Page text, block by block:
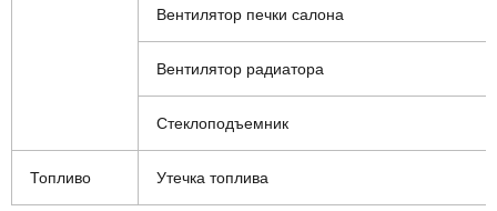
Вентилятор печки салона
Вентилятор радиатора
Стеклоподъемник
Топливо Утечка топлива